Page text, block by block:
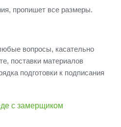
пропишет все размеры.
вопросы, касательно
поставки материалов
подготовки к подписания
с замерщиком